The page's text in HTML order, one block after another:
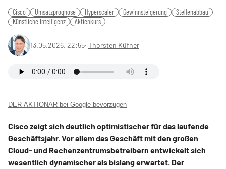
Cisco Umsatzprognose Hyperscaler Gewinnsteigerung
Stellenabbau
Künstliche Intelligenz
Aktienkurs
13.05.2026, 22:55‧ Thorsten Küfner
DER AKTIONÄR bei Google bevorzugen
Cisco zeigt sich deutlich optimistischer für das laufende
Geschäftsjahr. Vor allem das Geschäft mit den großen
Cloud- und Rechenzentrumsbetreibern entwickelt sich
wesentlich dynamischer als bislang erwartet. Der